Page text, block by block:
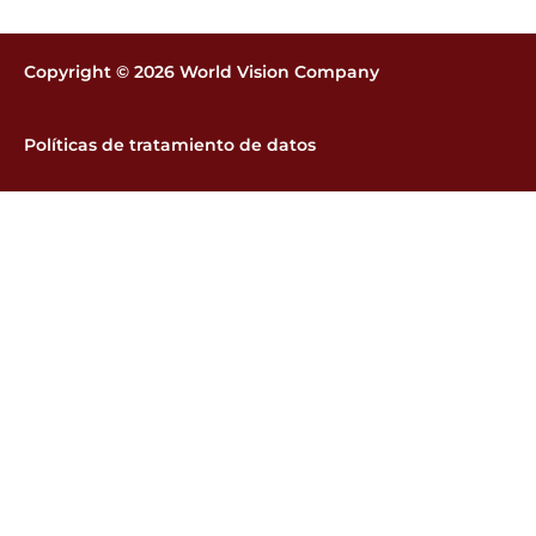
Copyright © 2026 World Vision Company
Políticas de tratamiento de datos